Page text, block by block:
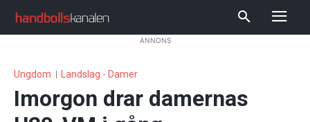
ANNONS
Ungdom Landslag - Damer
Imorgon drar damernas